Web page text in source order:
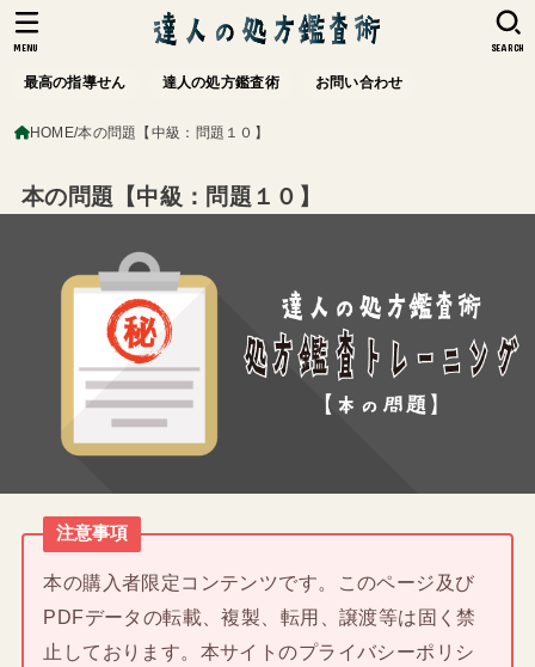
最高の指導せん 達人の処方鑑査術 お問い合わせ
SEARCH
MENU
HOME 本の問題【中級：問題１０】
本の問題【中級：問題１０】
注意事項
本の購入者限定コンテンツです。このページ及び
PDFデータの転載、複製、転用、譲渡等は固く禁
止しております。本サイトのプライバシーポリシ